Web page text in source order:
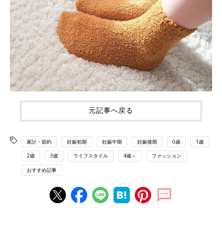
元記事へ戻る
家計・節約 妊娠初期 妊娠中期 妊娠後期 0歳 1歳
2歳 3歳 ライフスタイル 4歳～ ファッション
おすすめ記事